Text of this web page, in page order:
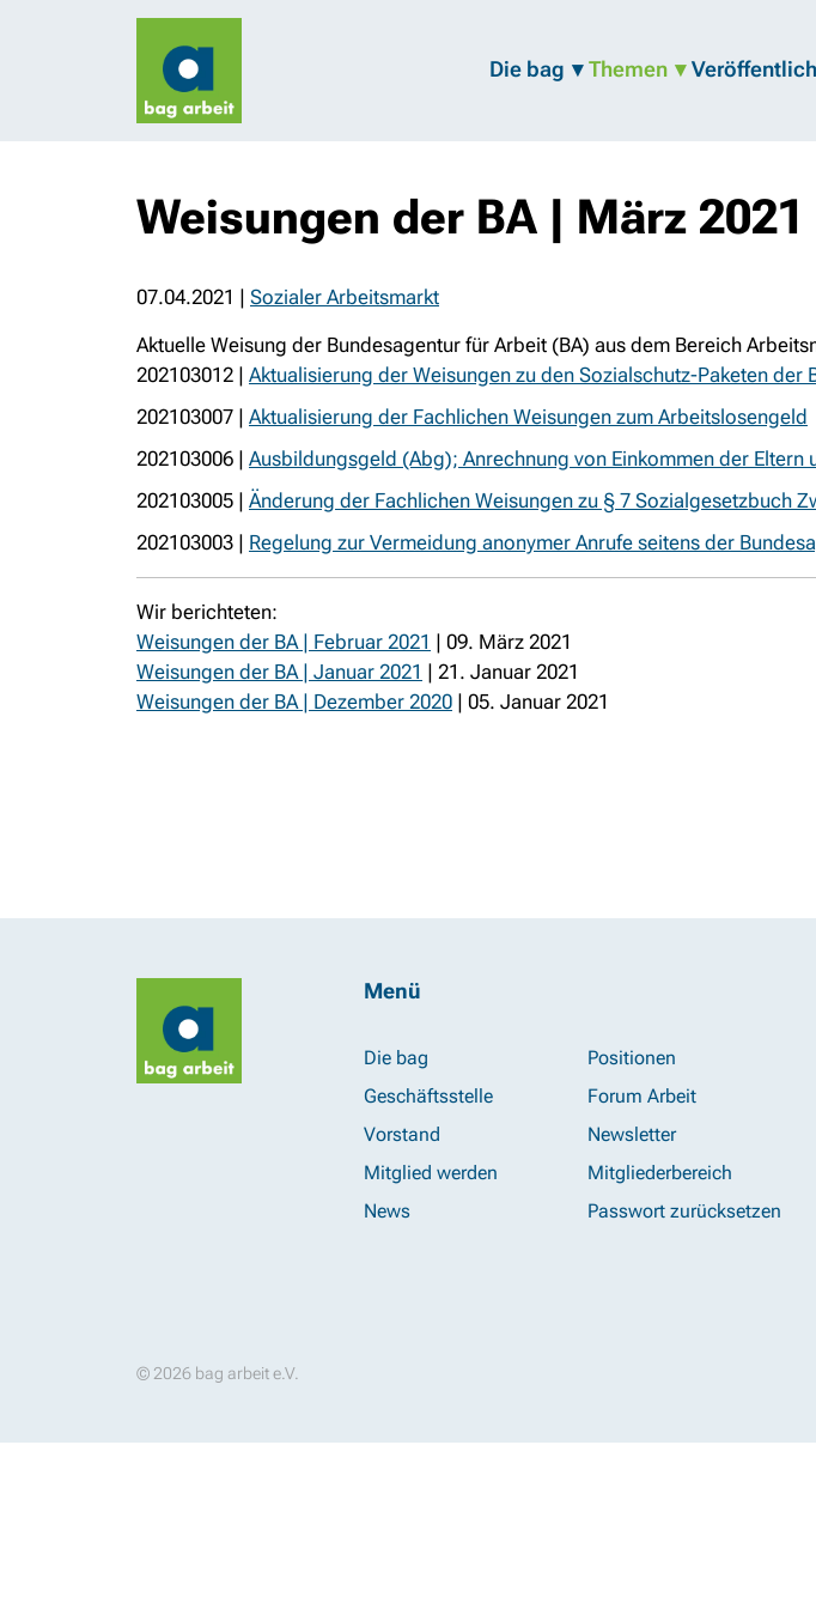
Die bag Themen
Weisungen der BA | März 2021
07.04.2021 | Sozialer Arbeitsmarkt
Aktuelle Weisung der Bundesagentur für Arbeit (BA) aus dem Bereich
202103012 | Aktualisierung der Weisungen zu den Sozialschutz-Paketen der
202103007 | Aktualisierung der Fachlichen Weisungen zum Arbeitslosengeld
202103006 | Ausbildungsgeld (Abg); Anrechnung von Einkommen der Eltern
202103005 | Änderung der Fachlichen Weisungen zu § 7 Sozialgesetzbuch
202103003 | Regelung zur Vermeidung anonymer Anrufe seitens der
Wir berichteten:
Weisungen der BA | Februar 2021 | 09. März 2021
Weisungen der BA | Januar 2021 | 21. Januar 2021
Weisungen der BA | Dezember 2020 | 05. Januar 2021
Menü
Die bag
Geschäftsstelle
Vorstand
Mitglied werden
News
Positionen
Forum Arbeit
Newsletter
Mitgliederbereich
Passwort zurücksetzen
© 2026 bag arbeit e.V.